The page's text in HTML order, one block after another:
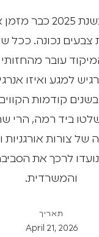
עיצוב פנים בשנת
נכונה. ככל
עובר
למגע ואיזו
בשנים קודמות
ביד רמה, הרי
של צורות אורגניות
לרכך את
והמשרדית.
תאריך
April 21, 2026